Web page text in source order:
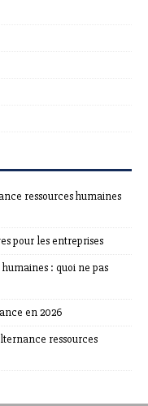
ressources humaines
pour les entreprises
: quoi ne pas
en 2026
ressources